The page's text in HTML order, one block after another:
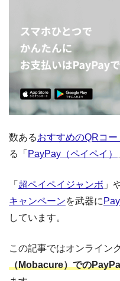
数あるおすすめのQRコー
る「 PayPay（ペイペイ）
「 超ペイペイジャンボ 」
キャンペーンを武器に
しています。
この記事ではオンライン
（Mobacure）での